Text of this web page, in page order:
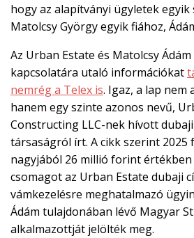
hogy az alapítványi ügyletek
Matolcsy György egyik fiához,
Az Urban Estate és Matolcsy
kapcsolatára utaló információkat
nemrég a Telex is. Igaz, a lap nem
hanem egy szinte azonos nevű,
Constructing LLC-nek hívott
társaságról írt. A cikk szerint 2025
nagyjából 26 millió forint
csomagot az Urban Estate dubaji
vámkezelésre meghatalmazó
Ádám tulajdonában lévő Magyar
alkalmazottját jelölték meg.